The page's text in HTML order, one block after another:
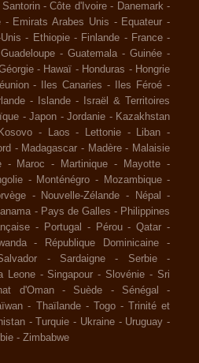
-Côte d'Ivoire - Danemark -
- Emirats Arabes Unis - Equateur -
- Ethiopie - Finlande - France -
Guadeloupe - Guatemala - Guinée -
- Hawaï - Honduras - Hongrie
- Iles Canaries - Iles Féroé -
- Islande -
Israël & Territoires
- Japon - Jordanie - Kazakhstan
Kosovo - Laos - Lettonie - Liban -
- Madagascar - Madère - Malaisie
- Maroc - Martinique - Mayotte -
- Monténégro - Mozambique -
- Nouvelle-Zélande - Népal
-
- Pays de Galles - Philippines
- Portugal - Pérou -Qatar -
- République Dominicaine
-
- Sardaigne - Serbie
-
Leone - Singapour - Slovénie - Sri
d'Oman - Suède - Sénégal
-
- Thaïlande - Togo -
Trinité et
- Turquie - Ukraine - Uruguay -
- Zimbabwe